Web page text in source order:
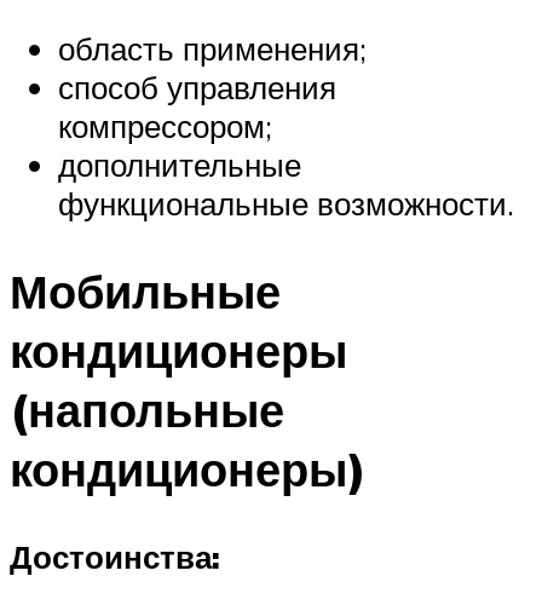
область применения;
способ управления
компрессором;
дополнительные
функциональные возможности.
Мобильные
кондиционеры
(напольные
кондиционеры)
Достоинства: